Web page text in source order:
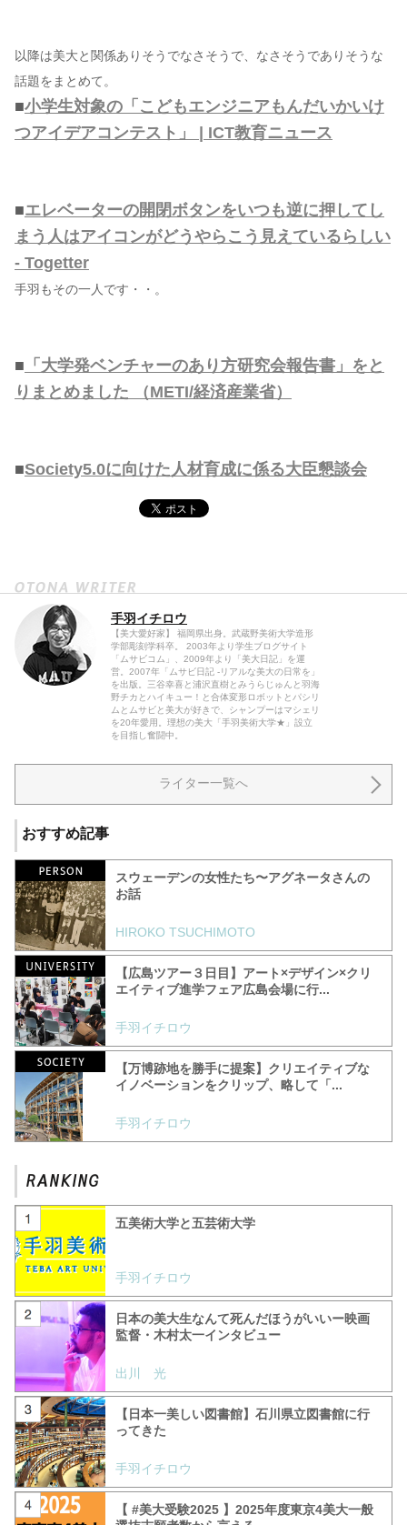
以降は美大と関係ありそうでなさそうで、なさそうでありそうな
話題をまとめて。
■小学生対象の「こどもエンジニアもんだいかいけ
つアイデアコンテスト」 | ICT教育ニュース
■エレベーターの開閉ボタンをいつも逆に押してし
まう人はアイコンがどうやらこう見えているらしい
- Togetter
手羽もその一人です・・。
■ 「大学発ベンチャーのあり方研究会報告書」をと
りまとめました （METI/経済産業省）
■Society5.0に向けた人材育成に係る大臣懇談会
手羽イチロウ
【美大愛好家】 福岡県出身。武蔵野美術大学造形
学部彫刻学科卒。 2003年より学生ブログサイト
「ムサビコム」、2009年より「美大日記」を運
営。2007年「ムサビ日記 -リアルな美大の日常を」
を出版。三谷幸喜と浦沢直樹とみうらじゅんと羽海
野チカとハイキュー！と合体変形ロボットとパシリ
ムとムサビと美大が好きで、シャンプーはマシェリ
を20年愛用。理想の美大「手羽美術大学★」設立
を目指し奮闘中。
ライター一覧へ
おすすめ記事
スウェーデンの女性たち〜アグネータさんの
お話
HIROKO TSUCHIMOTO
【広島ツアー３日目】アート×デザイン×クリ
エイティブ進学フェア広島会場に行...
手羽イチロウ
【万博跡地を勝手に提案】クリエイティブな
イノベーションをクリップ、略して「...
手羽イチロウ
五美術大学と五芸術大学
手羽イチロウ
日本の美大生なんて死んだほうがいいー映画
監督・木村太一インタビュー
出川 光
【日本一美しい図書館】石川県立図書館に行
ってきた
手羽イチロウ
【 #美大受験2025 】2025年度東京4美大一般